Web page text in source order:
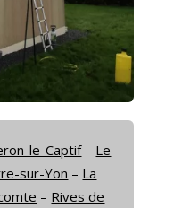
le-Captif– Le
sur-Yon – La
– Rives de